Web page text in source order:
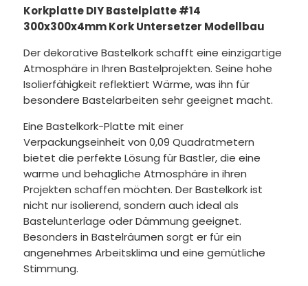
Korkplatte DIY Bastelplatte #14
300x300x4mm Kork Untersetzer Modellbau
Der dekorative Bastelkork schafft eine einzigartige
Atmosphäre in Ihren Bastelprojekten. Seine hohe
Isolierfähigkeit reflektiert Wärme, was ihn für
besondere Bastelarbeiten sehr geeignet macht.
Eine Bastelkork-Platte mit einer
Verpackungseinheit von 0,09 Quadratmetern
bietet die perfekte Lösung für Bastler, die eine
warme und behagliche Atmosphäre in ihren
Projekten schaffen möchten. Der Bastelkork ist
nicht nur isolierend, sondern auch ideal als
Bastelunterlage oder Dämmung geeignet.
Besonders in Bastelräumen sorgt er für ein
angenehmes Arbeitsklima und eine gemütliche
Stimmung.